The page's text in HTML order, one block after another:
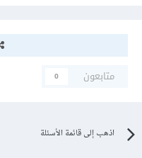
متابعون
0
اذهب إلى قائمة الأسئلة